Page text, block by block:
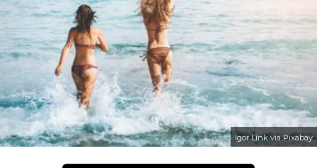
Igor Link via Pixabay